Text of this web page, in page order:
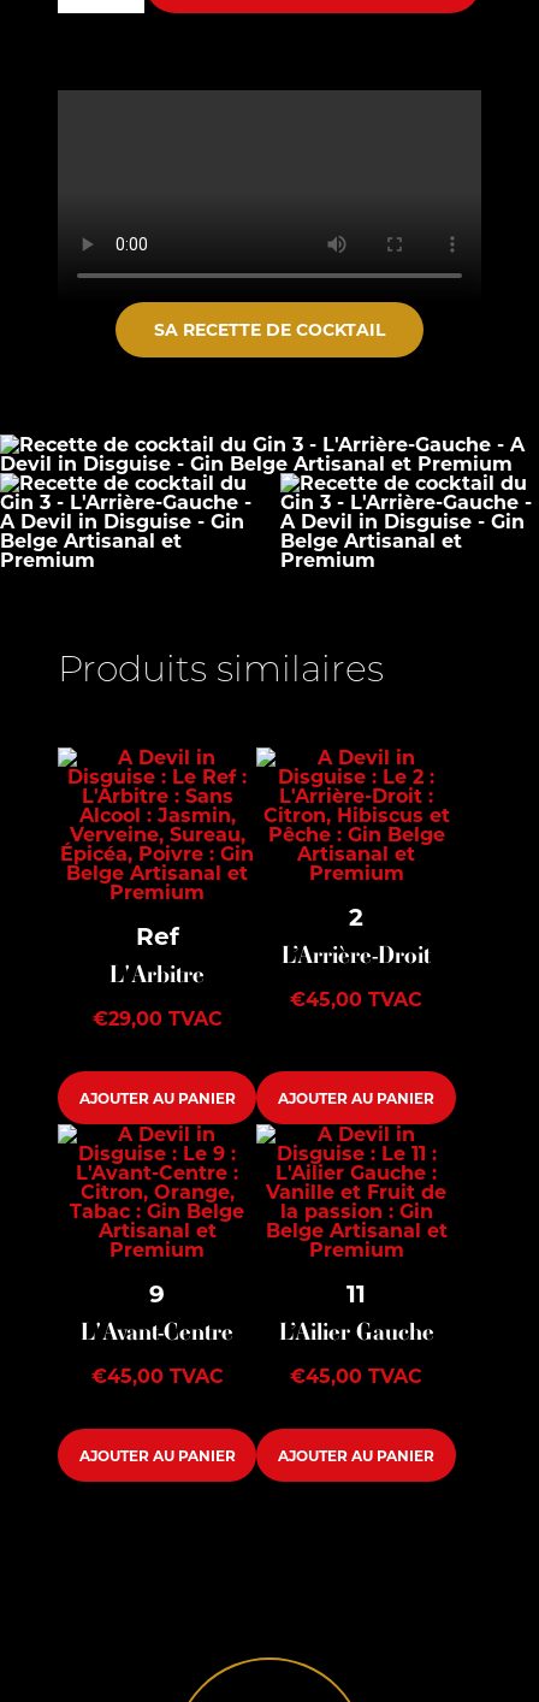
SA RECETTE DE COCKTAIL
Produits similaires
Ref
L'Arbitre
€29,00 TVAC
AJOUTER AU PANIER
2
L’Arrière-Droit
€45,00 TVAC
AJOUTER AU PANIER
9
L'Avant-Centre
€45,00 TVAC
AJOUTER AU PANIER
11
L’Ailier Gauche
€45,00 TVAC
AJOUTER AU PANIER